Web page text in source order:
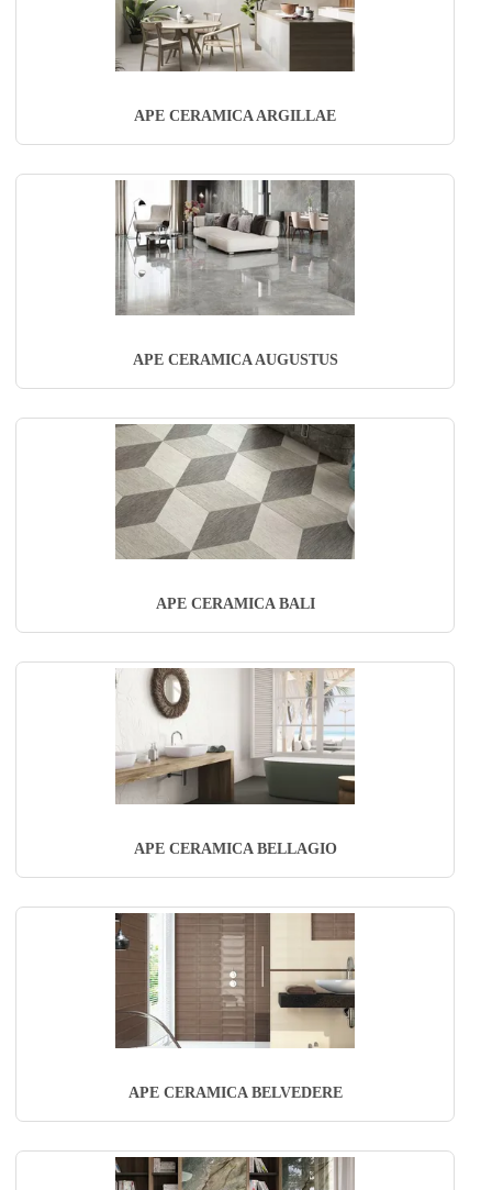
APE CERAMICA ARGILLAE
APE CERAMICA AUGUSTUS
APE CERAMICA BALI
APE CERAMICA BELLAGIO
APE CERAMICA BELVEDERE